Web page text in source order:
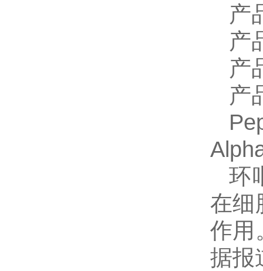
产
产
产
产
环
在细
作用
据报